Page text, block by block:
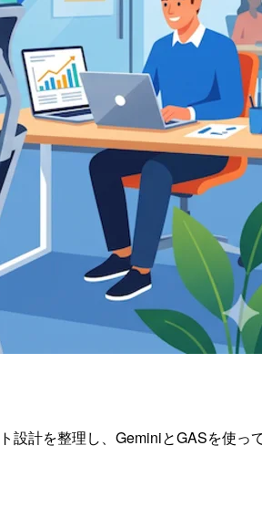
設計を整理し、GeminiとGASを使っ